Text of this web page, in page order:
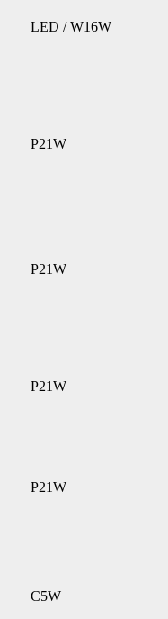
LED / W16W
P21W
P21W
P21W
P21W
C5W